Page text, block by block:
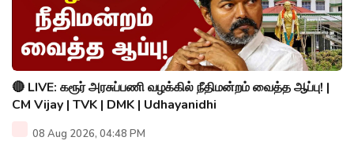
🔴 LIVE: கரூர் அரசுப்பணி வழக்கில் நீதிமன்றம் வைத்த ஆப்பு! |
CM Vijay | TVK | DMK | Udhayanidhi
08 Aug 2026, 04:48 PM